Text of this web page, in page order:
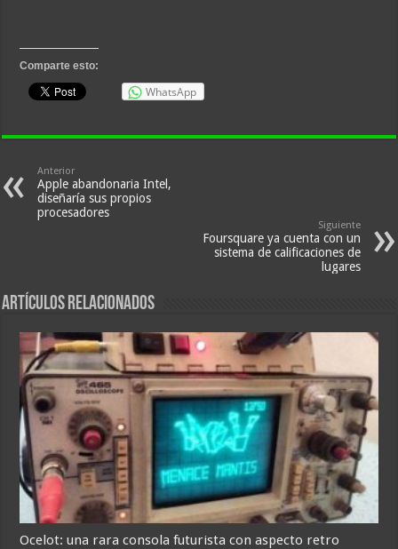
Comparte esto:
WhatsApp
Anterior
Apple abandonaria Intel,
diseñaría sus propios
procesadores
Siguiente
Foursquare ya cuenta con un
sistema de calificaciones de
lugares
Artículos relacionados
Ocelot: una rara consola futurista con aspecto retro